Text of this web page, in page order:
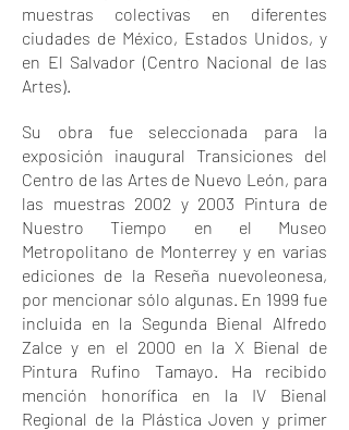
muestras colectivas en diferentes
ciudades de México, Estados Unidos, y
en El Salvador (Centro Nacional de las
Artes).
Su obra fue seleccionada para la
exposición inaugural Transiciones del
Centro de las Artes de Nuevo León, para
las muestras 2002 y 2003 Pintura de
Nuestro Tiempo en el Museo
Metropolitano de Monterrey y en varias
ediciones de la Reseña nuevoleonesa,
por mencionar sólo algunas. En 1999 fue
incluida en la Segunda Bienal Alfredo
Zalce y en el 2000 en la X Bienal de
Pintura Rufino Tamayo. Ha recibido
mención honorífica en la IV Bienal
Regional de la Plástica Joven y primer